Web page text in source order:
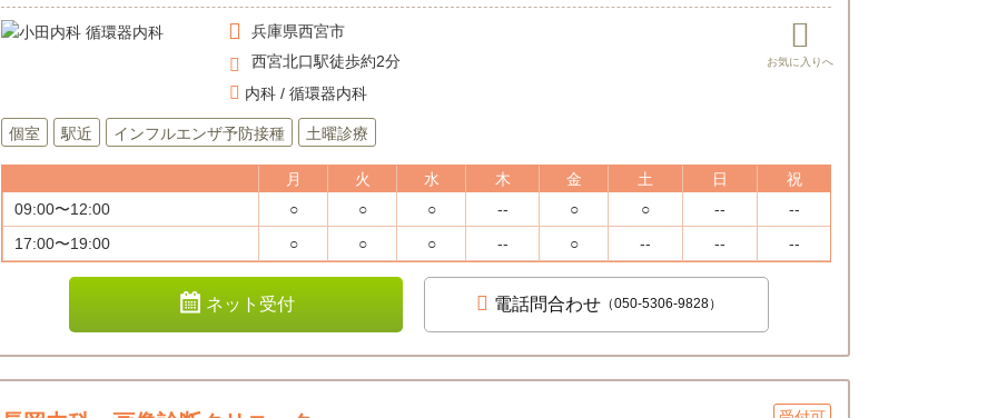
兵庫県西宮市
西宮北口駅徒歩約2分
内科 / 循環器内科
個室 駅近 インフルエンザ予防接種 土曜診療
月 火 水 木 金 土 日
祝
09:00〜12:00
○ ○ ○ -- ○ ○ --
--
17:00〜19:00
○ ○ ○ -- ○ -- -- --
ネット受付 電話問合わせ （050-5306-9828）